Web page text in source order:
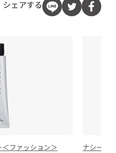
シェアする
ファッション＞
ナシード